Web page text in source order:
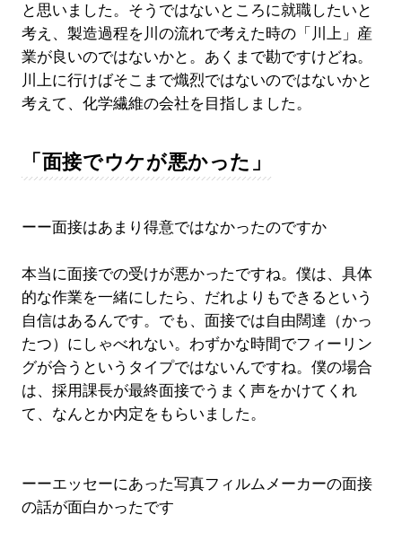
と思いました。そうではないところに就職したいと
考え、製造過程を川の流れで考えた時の「川上」産
業が良いのではないかと。あくまで勘ですけどね。
川上に行けばそこまで熾烈ではないのではないかと
考えて、化学繊維の会社を目指しました。
「面接でウケが悪かった」
ーー面接はあまり得意ではなかったのですか
本当に面接での受けが悪かったですね。僕は、具体
的な作業を一緒にしたら、だれよりもできるという
自信はあるんです。でも、面接では自由闊達（かっ
たつ）にしゃべれない。わずかな時間でフィーリン
グが合うというタイプではないんですね。僕の場合
は、採用課長が最終面接でうまく声をかけてくれ
て、なんとか内定をもらいました。
ーーエッセーにあった写真フィルムメーカーの面接
の話が面白かったです